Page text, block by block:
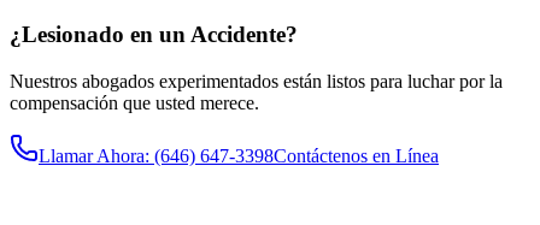
¿Lesionado en un Accidente?
Nuestros abogados experimentados están listos para luchar por la
compensación que usted merece.
Llamar Ahora: (646) 647-3398Contáctenos en Línea